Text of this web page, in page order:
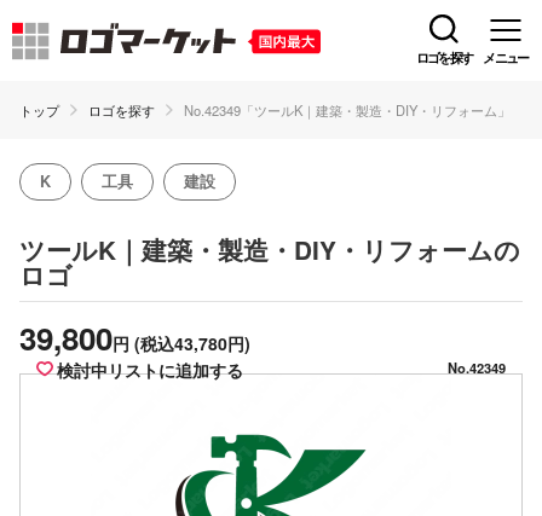
ロゴを探す メニュー
トップ ロゴを探す No.42349「ツールK｜建築・製造・DIY・リフォーム」
K 工具 建設
ツールK｜建築・製造・DIY・リフォームの
ロゴ
39,800円 (税込43,780円)
検討中リストに追加する
No.42349